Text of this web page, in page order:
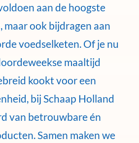
aan de hoogste
maar ook bijdragen aan
voedselketen. Of je nu
maaltijd
kookt voor een
bij Schaap Holland
van betrouwbare én
Samen maken we